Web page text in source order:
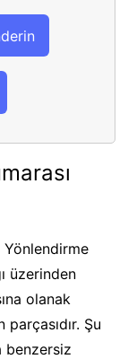
üzerinden
olanak
Şu
benzersiz